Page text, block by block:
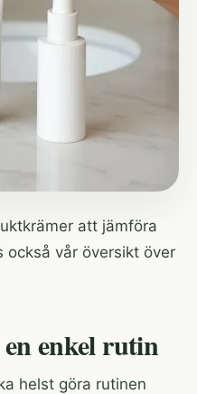
att jämföra
vår översikt över
enkel rutin
helst göra rutinen